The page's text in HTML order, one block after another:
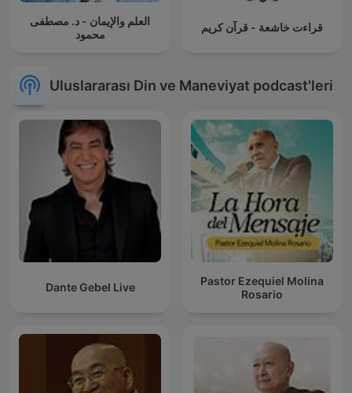
العلم والإيمان - د. مصطفى
محمود
قراءت خاشعة - قرآن كريم
Uluslararası Din ve Maneviyat podcast'leri
Dante Gebel Live
Pastor Ezequiel Molina
Rosario